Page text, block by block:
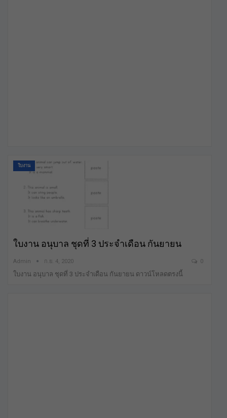
ใบงาน
ใบงาน อนุบาล ชุดที่ 3 ประจำเดือน กันยายน
Admin ก.ย. 4, 2020 0
ใบงาน อนุบาล ชุดที่ 3 ประจำเดือน กันยายน ดาวน์โหลดตรงนี้